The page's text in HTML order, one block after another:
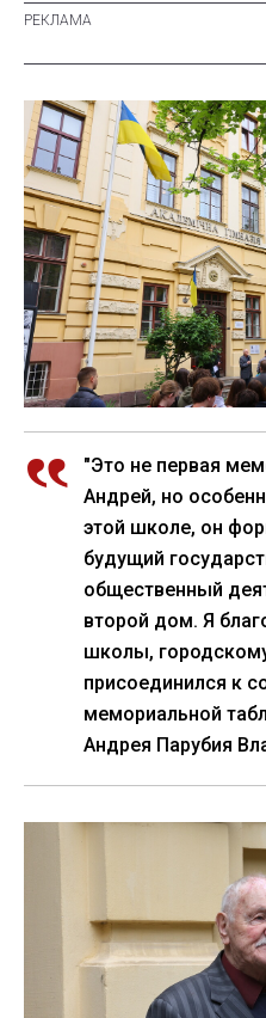
"Это не первая
Андрей, но
этой школе, он
будущий
общественный
второй дом. Я
школы,
присоединился к
мемориальной
Андрея Парубия